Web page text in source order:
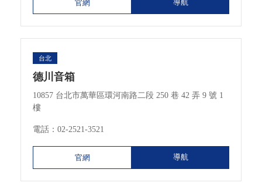
官網 導航
台北
德川音箱
10857 台北市萬華區環河南路二段 250 巷 42 弄 9 號 1
樓
電話： 02-2521-3521
官網 導航